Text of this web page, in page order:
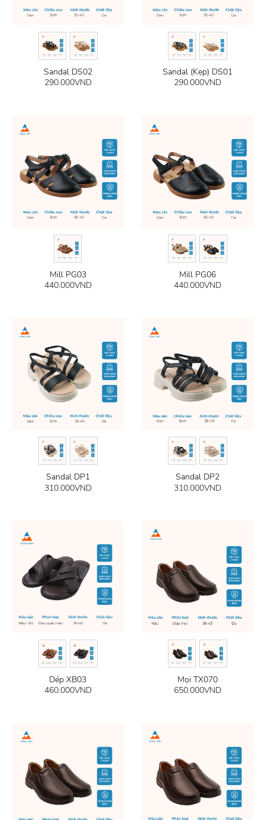
Sandal DS02
290.000VND
Sandal (Kẹp) DS01
290.000VND
Mill PG03
440.000VND
Mill PG06
440.000VND
Sandal DP1
310.000VND
Sandal DP2
310.000VND
Dép XB03
460.000VND
Mọi TX070
650.000VND